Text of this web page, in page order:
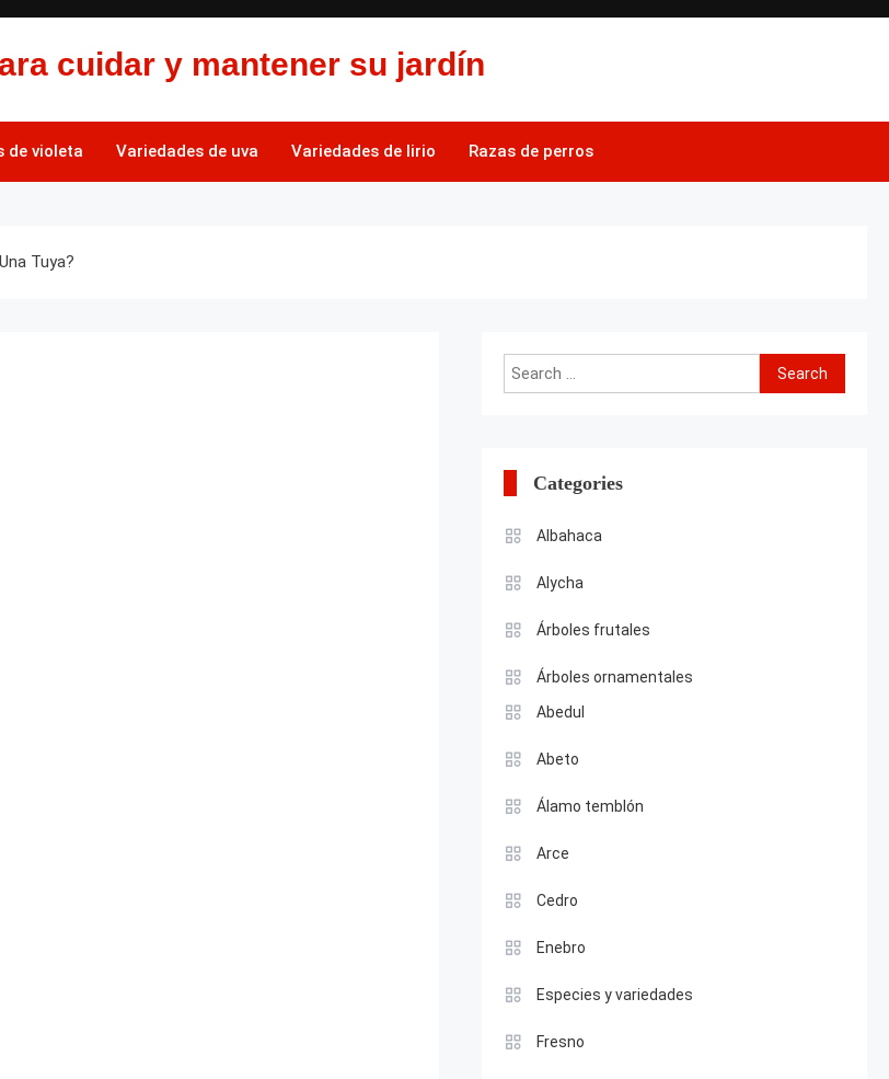
cuidar y mantener su jardín
de violeta Variedades de uva Variedades de lirio Razas de perros
Tuya?
Search
for:
Categories
Albahaca
Alycha
Árboles frutales
Árboles ornamentales
Abedul
Abeto
Álamo temblón
Arce
Cedro
Enebro
Especies y variedades
Fresno